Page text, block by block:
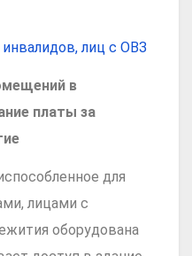
инвалидов, лиц с ОВЗ
в
платы за
для
лицами с
оборудована